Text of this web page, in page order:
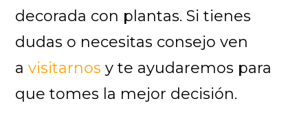
decorada con plantas. Si tienes
dudas o necesitas consejo ven
avisitarnos y te ayudaremos para
que tomes la mejor decisión.